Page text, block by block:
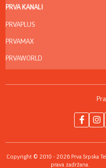
PRVA KANALI
PRVAPLUS
PRVAMAX
PRVAWORLD
Copyright © 2010 - 2026 Prva Srpska
prava zadržana.